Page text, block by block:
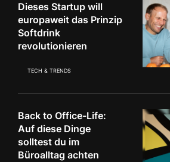
Dieses Startup will
europaweit das Prinzip
Softdrink
revolutionieren
TECH & TRENDS
Back to Office-Life:
Auf diese Dinge
solltest du im
Büroalltag achten